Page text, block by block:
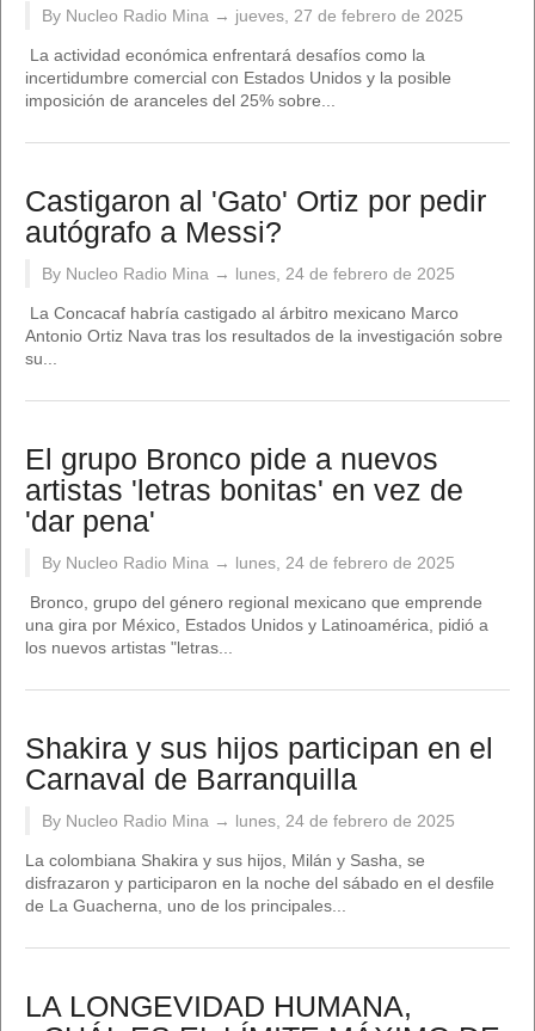
By Nucleo Radio Mina → jueves, 27 de febrero de 2025
La actividad económica enfrentará desafíos como la
incertidumbre comercial con Estados Unidos y la posible
imposición de aranceles del 25% sobre...
Castigaron al 'Gato' Ortiz por pedir
autógrafo a Messi?
By Nucleo Radio Mina → lunes, 24 de febrero de 2025
La Concacaf habría castigado al árbitro mexicano Marco
Antonio Ortiz Nava tras los resultados de la investigación sobre
su...
El grupo Bronco pide a nuevos
artistas 'letras bonitas' en vez de
'dar pena'
By Nucleo Radio Mina → lunes, 24 de febrero de 2025
Bronco, grupo del género regional mexicano que emprende
una gira por México, Estados Unidos y Latinoamérica, pidió a
los nuevos artistas "letras...
Shakira y sus hijos participan en el
Carnaval de Barranquilla
By Nucleo Radio Mina → lunes, 24 de febrero de 2025
La colombiana Shakira y sus hijos, Milán y Sasha, se
disfrazaron y participaron en la noche del sábado en el desfile
de La Guacherna, uno de los principales...
LA LONGEVIDAD HUMANA,